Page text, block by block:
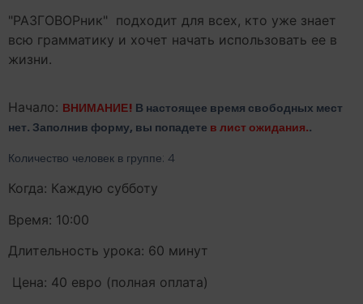
"РАЗГОВОРник" подходит для всех, кто уже знает
всю грамматику и хочет начать использовать ее в
жизни.
Начало: ВНИМАНИЕ! В настоящее время свободных мест
нет. Заполнив форму, вы попадете в лист ожидания..
Количество человек в группе: 4
Когда: Каждую субботу
Время: 10:00
Длительность урока: 60 минут
Цена: 40 евро (полная оплата)